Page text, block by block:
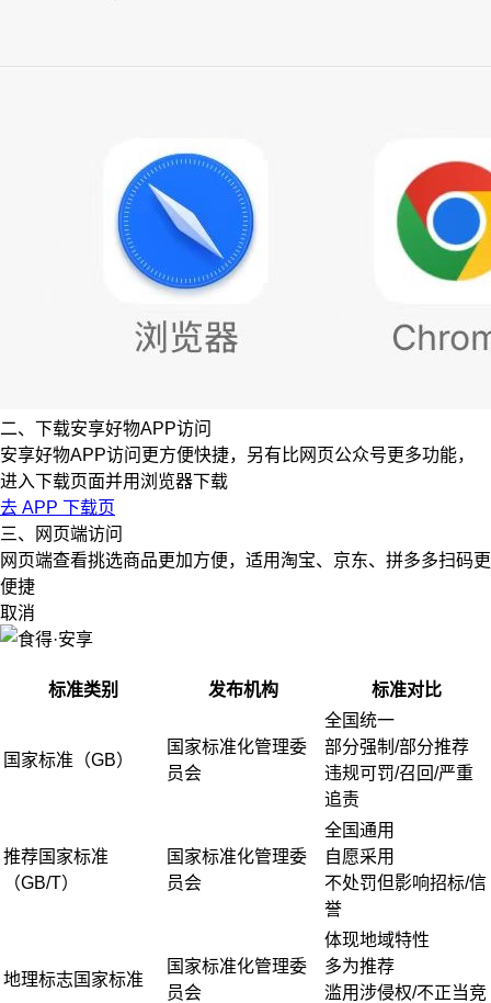
二、下载安享好物APP访问
安享好物APP访问更方便快捷，另有比网页公众号更多功能，
进入下载页面并用浏览器下载
去 APP 下载页
三、网页端访问
网页端查看挑选商品更加方便，适用淘宝、京东、拼多多扫码更
便捷
取消
标准类别 发布机构 标准对比
国家标准（GB）
国家标准化管理委
员会
全国统一
部分强制/部分推荐
违规可罚/召回/严重
追责
推荐国家标准
（GB/T）
国家标准化管理委
员会
全国通用
自愿采用
不处罚但影响招标/信
誉
地理标志国家标准
国家标准化管理委
员会
体现地域特性
多为推荐
滥用涉侵权/不正当竞